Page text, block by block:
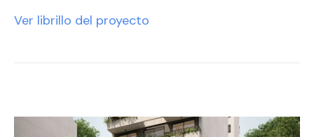
Ver librillo del proyecto